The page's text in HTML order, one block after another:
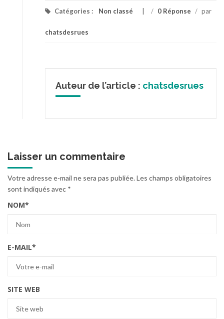
Catégories : Non classé / 0 Réponse / par
chatsdesrues
Auteur de l’article : chatsdesrues
Laisser un commentaire
Votre adresse e-mail ne sera pas publiée.Les champs obligatoires
sont indiqués avec *
NOM*
E-MAIL*
SITE WEB